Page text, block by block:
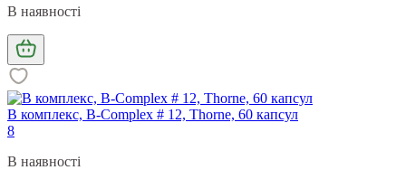
В наявності
В комплекс, B-Complex # 12, Thorne, 60 капсул
8
В наявності